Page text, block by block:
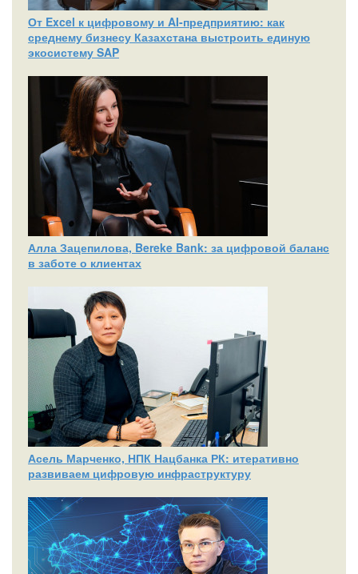
От Excel к цифровому и AI‑предприятию: как
среднему бизнесу Казахстана выстроить единую
экосистему SAP
Алла Зацепилова, Bereke Bank: за цифровой баланс
в заботе о клиентах
Асель Марченко, НПК Нацбанка РК: итеративно
развиваем цифровую инфраструктуру